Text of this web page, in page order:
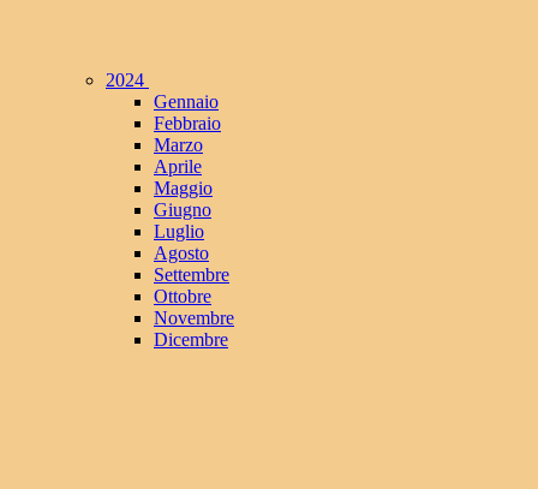
2024
Gennaio
Febbraio
Marzo
Aprile
Maggio
Giugno
Luglio
Agosto
Settembre
Ottobre
Novembre
Dicembre